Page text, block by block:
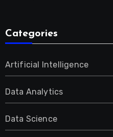
Categories
Artificial Intelligence
Data Analytics
Data Science